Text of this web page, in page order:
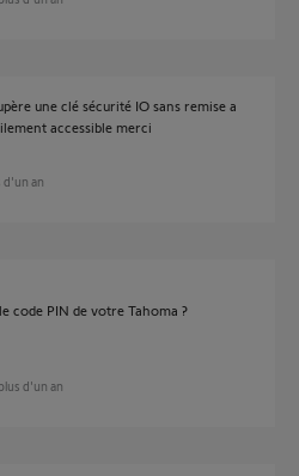
une clé sécurité IO sans remise a
accessible merci
d'un an
code PIN de votre Tahoma ?
d'un an